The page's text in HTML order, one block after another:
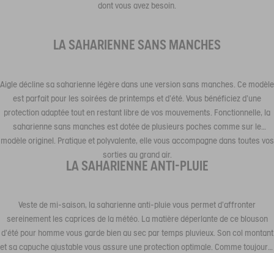
dont vous avez besoin.
LA SAHARIENNE SANS MANCHES
Aigle décline sa saharienne légère dans une version sans manches. Ce modèle
est parfait pour les soirées de printemps et d’été. Vous bénéficiez d’une
protection adaptée tout en restant libre de vos mouvements. Fonctionnelle, la
saharienne sans manches est dotée de plusieurs poches comme sur le
modèle originel. Pratique et polyvalente, elle vous accompagne dans toutes vos
sorties au grand air.
LA SAHARIENNE ANTI-PLUIE
Veste de mi-saison, la saharienne anti-pluie vous permet d’affronter
sereinement les caprices de la météo. La matière déperlante de ce blouson
d'été pour homme vous garde bien au sec par temps pluvieux. Son col montant
et sa capuche ajustable vous assure une protection optimale. Comme toujours,